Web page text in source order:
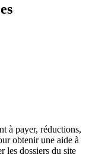
à payer, réductions,
obtenir une aide à
les dossiers du site